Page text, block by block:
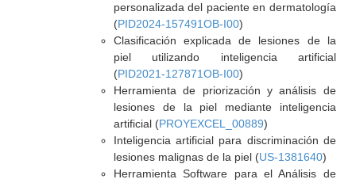
personalizada del paciente en dermatología
(PID2024-157491OB-I00)
Clasificación explicada de lesiones de la
piel utilizando inteligencia artificial
(PID2021-127871OB-I00)
Herramienta de priorización y análisis de
lesiones de la piel mediante inteligencia
artificial (PROYEXCEL_00889)
Inteligencia artificial para discriminación de
lesiones malignas de la piel (US-1381640)
Herramienta Software para el Análisis de